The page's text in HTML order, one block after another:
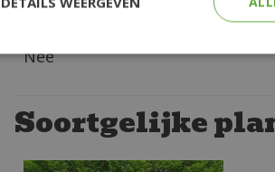
Nee
Soortgelijke